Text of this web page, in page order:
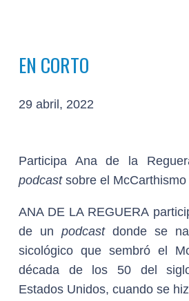
EN CORTO
29 abril, 2022
Participa Ana de la
podcastsobre el McCarthismo
ANA DE LA REGUERA
de un podcast donde se
sicológico que sembró el
década de los 50 del
Estados Unidos, cuando se